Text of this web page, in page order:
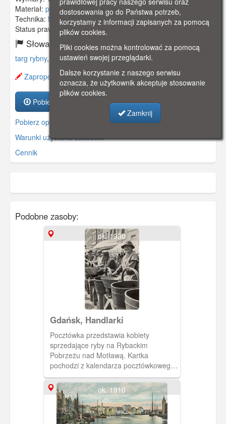
Materiał: pocztówka
Technika: fotografia czarno-biała
Status prawny:Użycie Niekomercyjne
Słowa kluczowe:
targ rybny, motława,baszta łabędź,
Zaproponuj zmianę opisu.
Pobierz zasób
Pobierz opis
Warunki używania zasobów.
Cennik
Podobne zasoby:
ok. 1930
Gdańsk, Handlarki
Pocztówka przedstawia kobiety
sprzedające ryby na Rybackim
Pobrzeżu nad Motławą. Kartka
pochodzi z kalendarza pocztówkowego
"Danzig im Blid" na rok 1957.
ok. 1910
dostosowania go do Państwa potrzeb,
korzystamy z informacji zapisanych za pomocą
plików cookies.
Pliki cookies można kontrolować za pomocą
ustawień swojej przeglądarki.
Dalsze korzystanie z naszego serwisu
oznacza, że użytkownik akceptuje stosowanie
plików cookies.
Zamknij